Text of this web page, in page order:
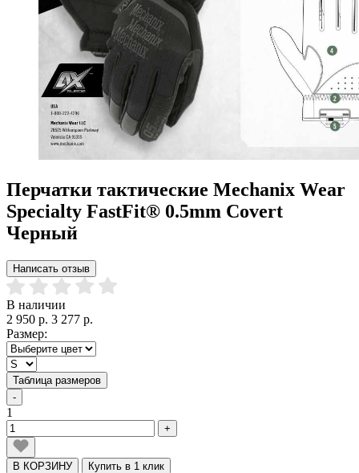
Перчатки тактические Mechanix Wear
Specialty FastFit® 0.5mm Covert
Черный
Написать отзыв
В наличии
2 950 р. 3 277 р.
Размер:
Таблица размеров
-
1
+
В КОРЗИНУ Купить в 1 клик